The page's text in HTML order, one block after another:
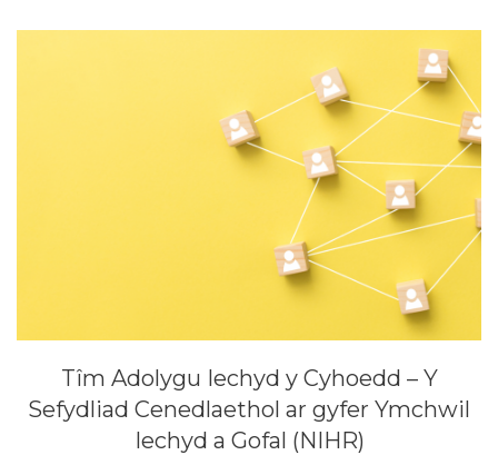
Tîm Adolygu Iechyd y Cyhoedd – Y
Sefydliad Cenedlaethol ar gyfer Ymchwil
Iechyd a Gofal (NIHR)